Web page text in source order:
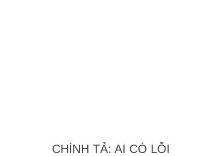
CHÍNH TẢ: AI CÓ LỖI